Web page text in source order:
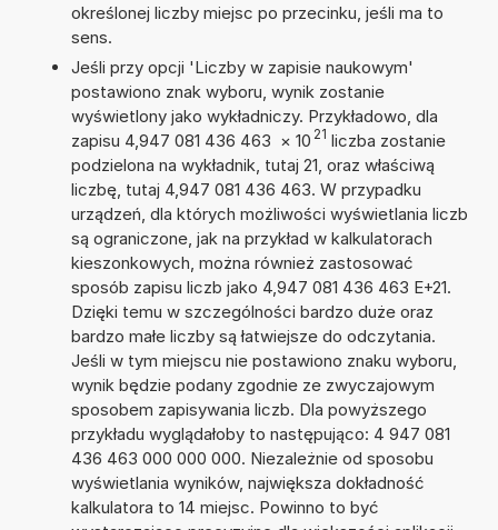
określonej liczby miejsc po przecinku, jeśli ma to
sens.
Jeśli przy opcji 'Liczby w zapisie naukowym'
postawiono znak wyboru, wynik zostanie
wyświetlony jako wykładniczy. Przykładowo, dla
zapisu 4,947 081 436 463 × 10 21 liczba zostanie
podzielona na wykładnik, tutaj 21, oraz właściwą
liczbę, tutaj 4,947 081 436 463. W przypadku
urządzeń, dla których możliwości wyświetlania liczb
są ograniczone, jak na przykład w kalkulatorach
kieszonkowych, można również zastosować
sposób zapisu liczb jako 4,947 081 436 463 E+21.
Dzięki temu w szczególności bardzo duże oraz
bardzo małe liczby są łatwiejsze do odczytania.
Jeśli w tym miejscu nie postawiono znaku wyboru,
wynik będzie podany zgodnie ze zwyczajowym
sposobem zapisywania liczb. Dla powyższego
przykładu wyglądałoby to następująco: 4 947 081
436 463 000 000 000. Niezależnie od sposobu
wyświetlania wyników, największa dokładność
kalkulatora to 14 miejsc. Powinno to być